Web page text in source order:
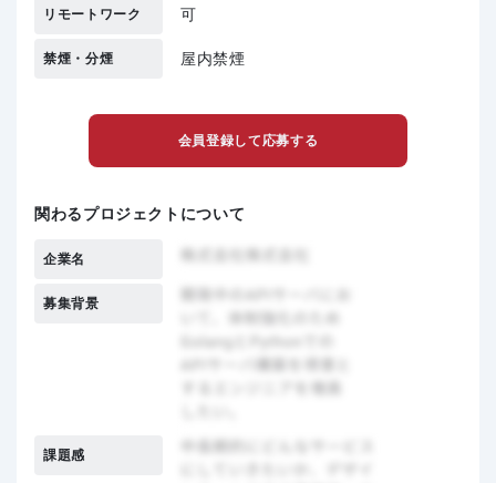
リモートワーク 可
禁煙・分煙 屋内禁煙
会員登録して応募する
関わるプロジェクトについて
企業名
募集背景
課題感